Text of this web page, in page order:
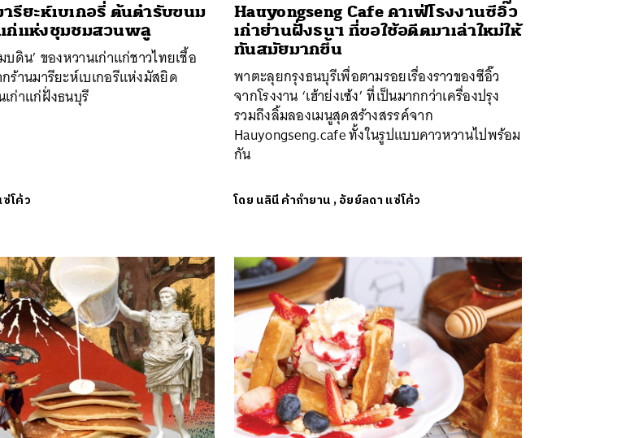
รียะห์เบเกอรี่ ต้นตำรับขนม
ก่แห่งชุมชมสวนพลู
ดิน’ ของหวานเก่าแก่ชาวไทยเชื้อ
ร้านมารียะห์เบเกอรีแห่งมัสยิด
ก่าแก่ฝั่งธนบุรี
โค้ว
Hauyongseng Cafe คาเฟ่โรงงานซีอิ๊ว
เก่าย่านฝั่งธนฯ ที่ขอใช้อดีตมาเล่าใหม่ให้
ทันสมัยมากขึ้น
พาตะลุยกรุงธนบุรีเพื่อตามรอยเรื่องราวของซีอิ๊ว
จากโรงงาน ‘เฮ้าย่งเซ้ง’ ที่เป็นมากกว่าเครื่องปรุง
รวมถึงลิ้มลองเมนูสุดสร้างสรรค์จาก
Hauyongseng.cafe ทั้งในรูปแบบคาวหวานไปพร้อม
กัน
โดย นลินี ค้ากำยาน,อัยย์ลดา แซ่โค้ว
TWEET LINE EMAIL